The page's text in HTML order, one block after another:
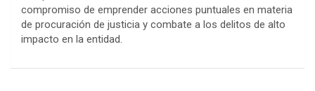
compromiso de emprender acciones puntuales en materia
de procuración de justicia y combate a los delitos de alto
impacto en la entidad.